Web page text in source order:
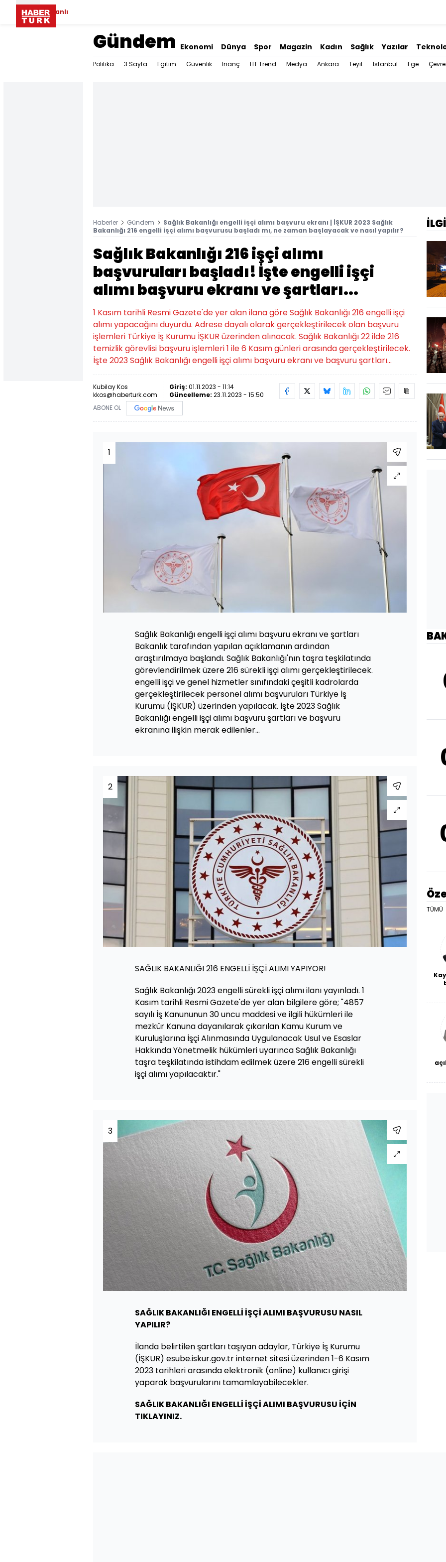
Canlı
Gündem Ekonomi Dünya Spor Magazin Kadın Sağlık Yazılar
Politika 3.Sayfa Eğitim Güvenlik İnanç HT Trend Medya Ankara Teyit İstanbul Ege Çevre
Haberler Gündem
Sağlık Bakanlığı engelli işçi alımı başvuru ekranı | İŞKUR 2023 Sağlık
Bakanlığı 216 engelli işçi alımı başvurusu başladı mı, ne zaman başlayacak ve nasıl yapılır?
Sağlık Bakanlığı 216 işçi alımı
başvuruları başladı! İşte engelli işçi
alımı başvuru ekranı ve şartları...
1 Kasım tarihli Resmi Gazete'de yer alan ilana göre Sağlık Bakanlığı 216 engelli işçi
alımı yapacağını duyurdu. Adrese dayalı olarak gerçekleştirilecek olan başvuru
işlemleri Türkiye İş Kurumu İŞKUR üzerinden alınacak. Sağlık Bakanlığı 22 ilde 216
temizlik görevlisi başvuru işlemleri 1 ile 6 Kasım günleri arasında gerçekleştirilecek.
İşte 2023 Sağlık Bakanlığı engelli işçi alımı başvuru ekranı ve başvuru şartları...
Kubilay Kos
kkos@haberturk.com
Giriş: 01.11.2023 - 11:14
Güncelleme: 23.11.2023 - 15:50
ABONE OL
1
Sağlık Bakanlığı engelli işçi alımı başvuru ekranı ve şartları
Bakanlık tarafından yapılan açıklamanın ardından
araştırılmaya başlandı. Sağlık Bakanlığı'nın taşra teşkilatında
görevlendirilmek üzere 216 sürekli işçi alımı gerçekleştirilecek.
engelli işçi ve genel hizmetler sınıfındaki çeşitli kadrolarda
gerçekleştirilecek personel alımı başvuruları Türkiye İş
Kurumu (İŞKUR) üzerinden yapılacak. İşte 2023 Sağlık
Bakanlığı engelli işçi alımı başvuru şartları ve başvuru
ekranına ilişkin merak edilenler...
2
SAĞLIK BAKANLIĞI 216 ENGELLİ İŞÇİ ALIMI YAPIYOR!
Sağlık Bakanlığı 2023 engelli sürekli işçi alımı ilanı yayınladı. 1
Kasım tarihli Resmi Gazete'de yer alan bilgilere göre; "4857
sayılı İş Kanununun 30 uncu maddesi ve ilgili hükümleri ile
mezkûr Kanuna dayanılarak çıkarılan Kamu Kurum ve
Kuruluşlarına İşçi Alınmasında Uygulanacak Usul ve Esaslar
Hakkında Yönetmelik hükümleri uyarınca Sağlık Bakanlığı
taşra teşkilatında istihdam edilmek üzere 216 engelli sürekli
işçi alımı yapılacaktır."
3
SAĞLIK BAKANLIĞI ENGELLİ İŞÇİ ALIMI BAŞVURUSU NASIL
YAPILIR?
İlanda belirtilen şartları taşıyan adaylar, Türkiye İş Kurumu
(İŞKUR) esube.iskur.gov.tr internet sitesi üzerinden 1-6 Kasım
2023 tarihleri arasında elektronik (online) kullanıcı girişi
yaparak başvurularını tamamlayabilecekler.
SAĞLIK BAKANLIĞI ENGELLİ İŞÇİ ALIMI BAŞVURUSU İÇİN
TIKLAYINIZ.
TÜMÜ